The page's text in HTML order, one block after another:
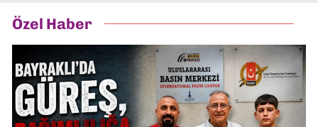
Özel Haber